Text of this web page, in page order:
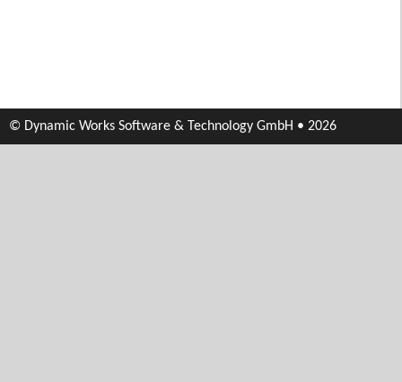
© Dynamic Works Software & Technology GmbH • 2026